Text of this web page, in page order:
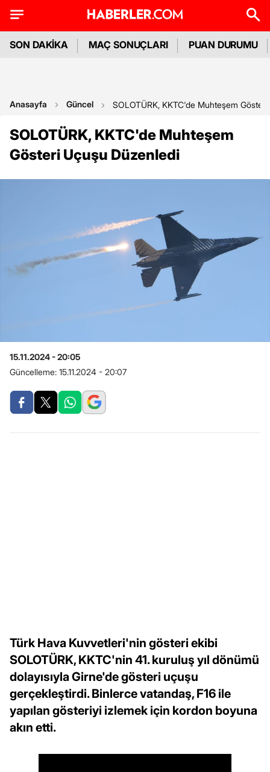
SON DAKİKA MAÇ SONUÇLARI PUAN DURUMU
Anasayfa Güncel SOLOTÜRK, KKTC'de Muhteşem
SOLOTÜRK, KKTC'de Muhteşem
Gösteri Uçuşu Düzenledi
15.11.2024 - 20:05
Güncelleme: 15.11.2024 - 20:07
Türk Hava Kuvvetleri'nin gösteri ekibi
SOLOTÜRK, KKTC'nin 41. kuruluş yıl dönümü
dolayısıyla Girne'de gösteri uçuşu
gerçekleştirdi. Binlerce vatandaş, F16 ile
yapılan gösteriyi izlemek için kordon boyuna
akın etti.